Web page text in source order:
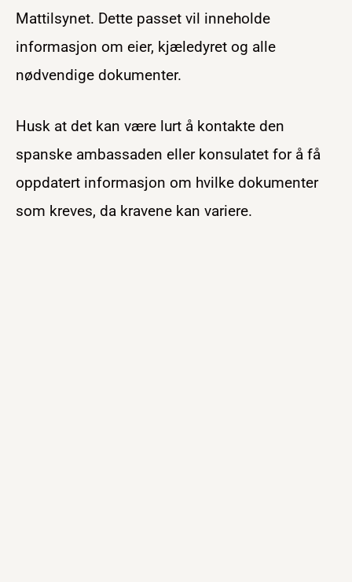
Mattilsynet. Dette passet vil inneholde
informasjon om eier, kjæledyret og alle
nødvendige dokumenter.
Husk at det kan være lurt å kontakte den
spanske ambassaden eller konsulatet for å få
oppdatert informasjon om hvilke dokumenter
som kreves, da kravene kan variere.